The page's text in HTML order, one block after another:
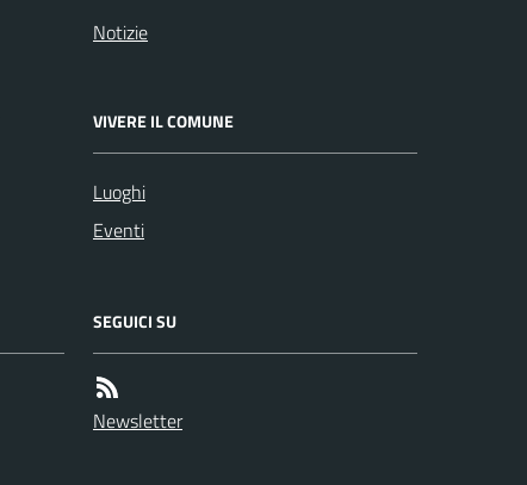
Notizie
VIVERE IL COMUNE
Luoghi
Eventi
SEGUICI SU
Newsletter